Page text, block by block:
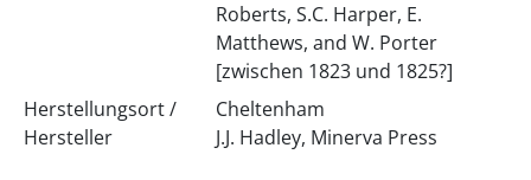
Roberts, S.C. Harper, E.
Matthews, and W. Porter
[zwischen 1823 und 1825?]
Herstellungsort /
Hersteller
Cheltenham
J.J. Hadley, Minerva Press